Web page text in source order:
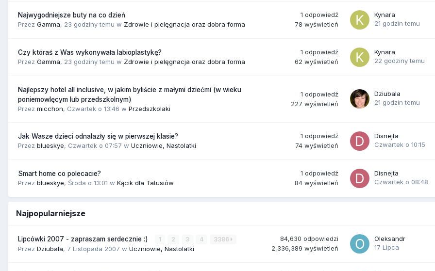
Najwygodniejsze buty na co dzień
Przez Gamma, 23 godziny temu w Zdrowie i pielęgnacja oraz dobra forma
1 odpowiedź
78 wyświetleń
Kynara
21 godzin temu
Czy któraś z Was wykonywała labioplastykę?
Przez Gamma, 23 godziny temu w Zdrowie i pielęgnacja oraz dobra forma
1 odpowiedź
62 wyświetleń
Kynara
22 godziny temu
Najlepszy hotel all inclusive, w jakim byliście z małymi dziećmi (w wieku
poniemowlęcym lub przedszkolnym)
Przez micchon, Czwartek o 13:46 w Przedszkolaki
1 odpowiedź
227 wyświetleń
Dziubala
21 godzin temu
Jak Wasze dzieci odnalazły się w pierwszej klasie?
Przez blueskye, Czwartek o 07:57 w Uczniowie, Nastolatki
1 odpowiedź
74 wyświetleń
Disnejta
Czwartek o 10:15
Smart home co polecacie?
Przez blueskye, Środa o 13:01 w Kącik dla Tatusiów
1 odpowiedź
84 wyświetleń
Disnejta
Czwartek o 08:48
Najpopularniejsze
Lipcówki 2007 - zapraszam serdecznie :) 1 2 3 4 3386
Przez Dziubala, 7 Listopada 2007 w Uczniowie, Nastolatki
84,630 odpowiedzi
2,336,389 wyświetleń
Oleksandr
17 Lipca